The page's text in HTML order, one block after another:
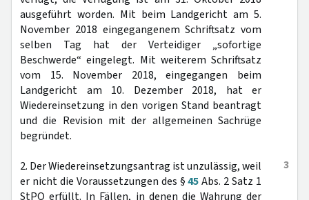
ausgeführt worden. Mit beim Landgericht am 5.
November 2018 eingegangenem Schriftsatz vom
selben Tag hat der Verteidiger „sofortige
Beschwerde“ eingelegt. Mit weiterem Schriftsatz
vom 15. November 2018, eingegangen beim
Landgericht am 10. Dezember 2018, hat er
Wiedereinsetzung in den vorigen Stand beantragt
und die Revision mit der allgemeinen Sachrüge
begründet.
3
2. Der Wiedereinsetzungsantrag ist unzulässig, weil
er nicht die Voraussetzungen des §45Abs. 2 Satz 1
StPO erfüllt. In Fällen, in denen die Wahrung der